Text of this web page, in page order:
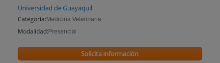
Universidad de Guayaquil
Categoría: Medicina Veterinaria
Modalidad: Presencial
Solicita información